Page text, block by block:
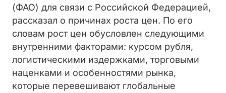
(ФАО) для связи с Российской Федерацией,
рассказал о причинах роста цен. По его
словам рост цен обусловлен следующими
внутренними факторами: курсом рубля,
логистическими издержками, торговыми
наценками и особенностями рынка,
которые перевешивают глобальные